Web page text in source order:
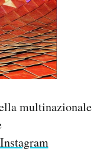
multinazionale